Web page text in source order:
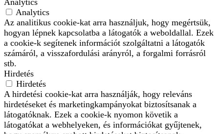
Analytics
Az analitikus cookie-kat arra használjuk, hogy megértsük,
hogyan lépnek kapcsolatba a látogatók a weboldallal. Ezek
a cookie-k segítenek információt szolgáltatni a látogatók
számáról, a visszafordulási arányról, a forgalmi forrásról
stb.
Hirdetés
Hirdetés
A hirdetési cookie-kat arra használják, hogy releváns
hirdetéseket és marketingkampányokat biztosítsanak a
látogatóknak. Ezek a cookie-k nyomon követik a
látogatókat a webhelyeken, és információkat gyűjtenek,